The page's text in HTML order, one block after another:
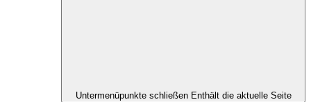
Untermenüpunkte schließen Enthält die aktuelle Seite